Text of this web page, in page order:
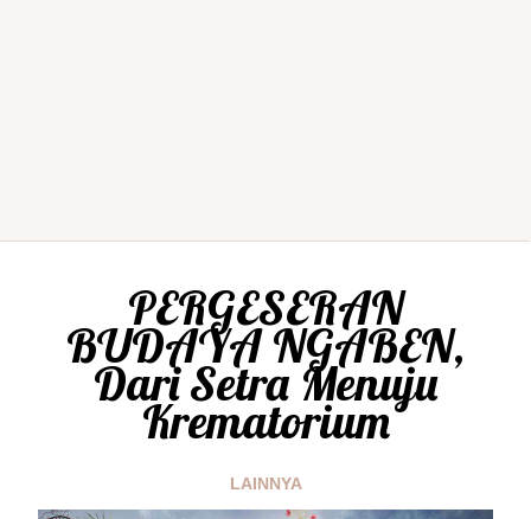
PERGESERAN
BUDAYA NGABEN,
Dari Setra Menuju
Krematorium
LAINNYA